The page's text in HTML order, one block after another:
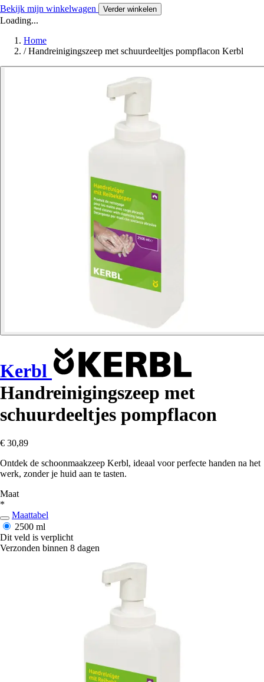
Bekijk mijn winkelwagen Verder winkelen
Loading...
Home
/ Handreinigingszeep met schuurdeeltjes pompflacon Kerbl
Kerbl
Handreinigingszeep met
schuurdeeltjes pompflacon
€ 30,89
Ontdek de schoonmaakzeep Kerbl, ideaal voor perfecte handen na het
werk, zonder je huid aan te tasten.
Maat
*
Maattabel
2500 ml
Dit veld is verplicht
Verzonden binnen 8 dagen